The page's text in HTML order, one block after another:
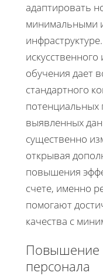
адаптировать
минимальными
обучения дает
стандартного
потенциальных
выявленных
существенно
открывая
повышения
счете, именно
помогают
качества с
Повышение
персонала